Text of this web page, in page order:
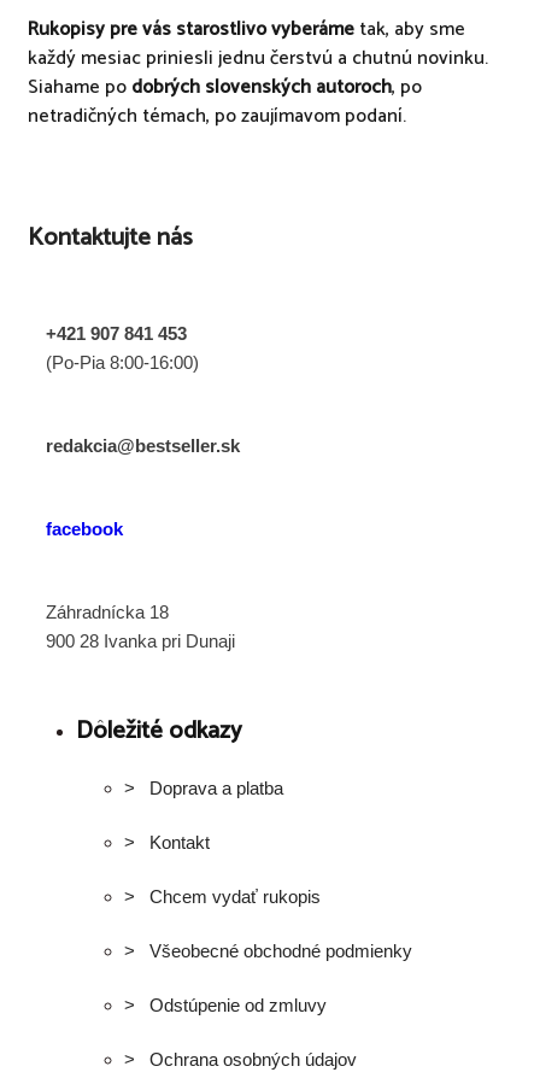
Rukopisy pre vás starostlivo vyberámetak, aby sme
každý mesiac priniesli jednu čerstvú a chutnú novinku.
Siahame podobrých slovenských autoroch, po
netradičných témach, po zaujímavom podaní.
Kontaktujte nás
+421 907 841 453
(Po-Pia 8:00-16:00)
redakcia@bestseller.sk
facebook
Záhradnícka 18
900 28 Ivanka pri Dunaji
Dôležité odkazy
> Doprava a platba
> Kontakt
> Chcem vydať rukopis
> Všeobecné obchodné podmienky
> Odstúpenie od zmluvy
> Ochrana osobných údajov